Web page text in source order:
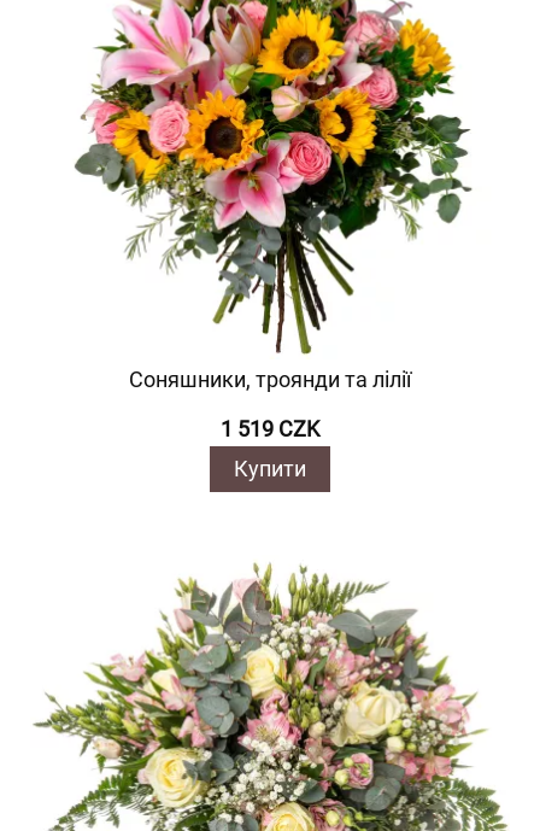
Соняшники, троянди та лілії
1 519 CZK
Купити